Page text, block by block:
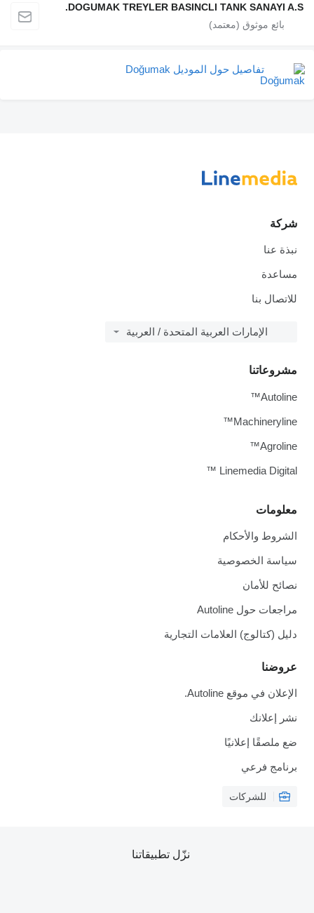
DOGUMAK TREYLER BASINCLI TANK SANAYI A.S.
تفاصيل حول الموديل Doğumak
شركة
نبذة عنا
مساعدة
للاتصال بنا
الإمارات العربية المتحدة / العربية
معلومات
الشروط والأحكام
سياسة الخصوصية
نصائح للأمان
مراجعات حول Autoline
دليل (كتالوج) العلامات التجارية
عروضنا
الإعلان في موقع Autoline.
نشر إعلانك
ضع ملصقًا إعلانيًا
برنامج فرعي
للشركات
مشروعاتنا
Autoline™
Machineryline™
Agroline™
Linemedia Digital ™
نزّل تطبيقاتنا